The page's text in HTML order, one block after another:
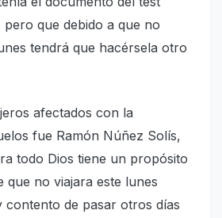
que debido a que no
tendrá que hacérsela otro
afectados con la
fue Ramón Núñez Solís,
todo Dios tiene un propósito
que no viajara este lunes
contento de pasar otros días